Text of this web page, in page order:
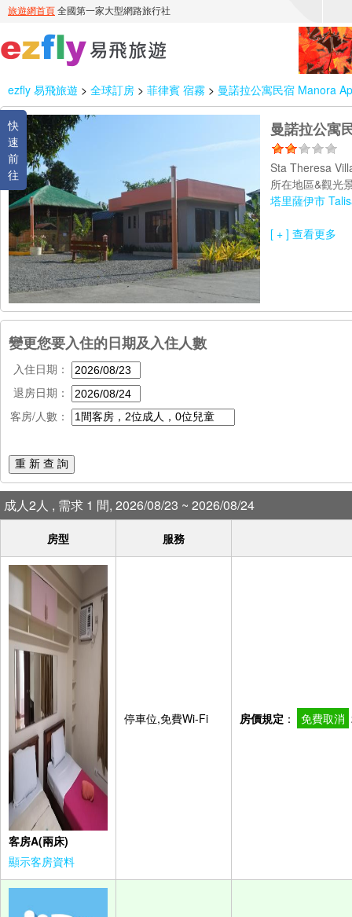
ezfly 易飛旅遊 > 全球訂房 > 菲律賓 宿霧 > 曼諾拉公寓民宿 Manora
快
速
前
往
曼諾拉公寓
Sta Theresa
所在地區&觀光
塔里薩伊市
[ + ] 查看更多
變更您要入住的日期及入住人數
入住日期：
退房日期：
客房/人數：
重 新 查 詢
成人2人 , 需求 1 間, 2026/08/23 ~ 2026/08/24
房型 服務
客房A(兩床)
顯示客房資料
停車位,免費Wi-Fi 房價規定 ： 免費取消